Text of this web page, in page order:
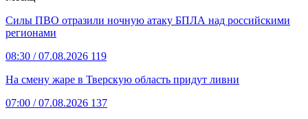
Силы ПВО отразили ночную атаку БПЛА над российскими
регионами
08:30 / 07.08.2026 119
На смену жаре в Тверскую область придут ливни
07:00 / 07.08.2026 137